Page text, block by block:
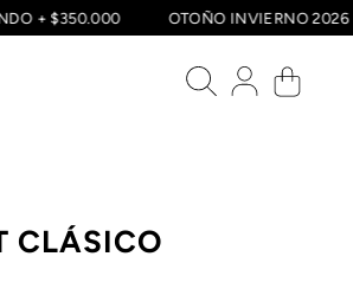
+ $350.000 OTOÑO INVIERNO
CLÁSICO